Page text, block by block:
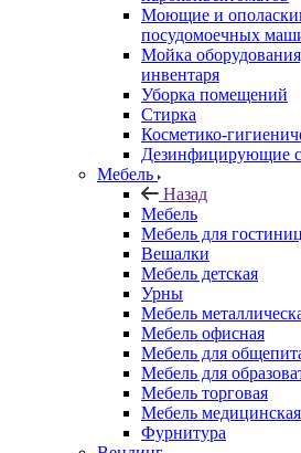
Моющие и
посудомоечных
Мойка
инвентаря
Уборка помещений
Стирка
Косметико-
Дезинфицирующие
Мебель
Назад
Мебель
Мебель для
Вешалки
Мебель детская
Урны
Мебель
Мебель офисная
Мебель для
Мебель для
Мебель торговая
Мебель медицинская
Фурнитура